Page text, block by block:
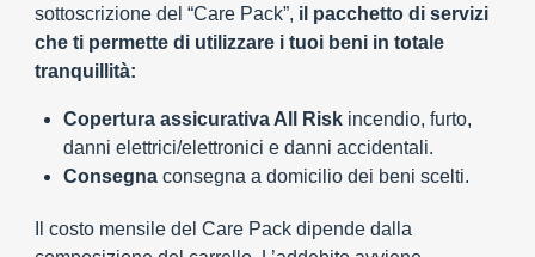
sottoscrizione del “Care Pack”, il pacchetto di servizi
che ti permette di utilizzare i tuoi beni in totale
tranquillità:
Copertura assicurativa All Risk incendio, furto,
danni elettrici/elettronici e danni accidentali.
Consegna consegna a domicilio dei beni scelti.
Il costo mensile del Care Pack dipende dalla